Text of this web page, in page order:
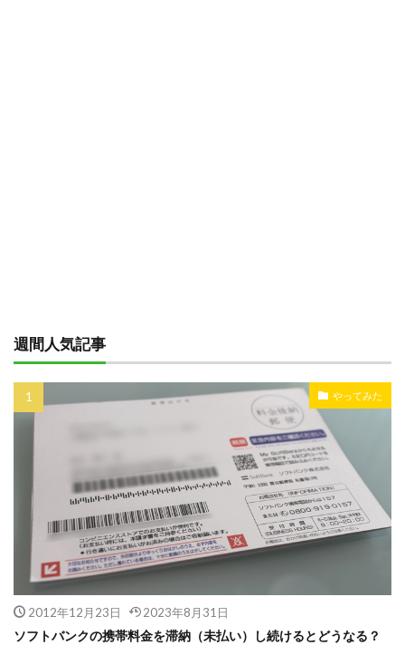
週間人気記事
やってみた
2012年12月23日 2023年8月31日
ソフトバンクの携帯料金を滞納（未払い）し続けるとどうなる？